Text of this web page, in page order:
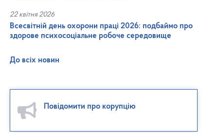
22 квітня 2026
Всесвітній день охорони праці 2026: подбаймо про
здорове психосоціальне робоче середовище
До всіх новин
Повідомити про корупцію